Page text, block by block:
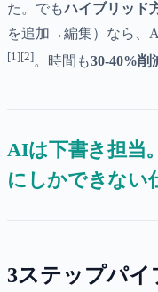
た。でもハイブリッド
を追加→編集）なら、
[1][2]。時間も30-40%削
AIは下書き担当
にしかできない
3ステップパ